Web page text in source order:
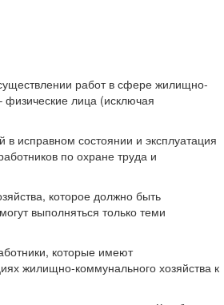
работ в сфере жилищно-
физические лица (исключая
исправном состоянии и эксплуатация
по охране труда и
которое должно быть
выполняться только теми
которые имеют
жилищно-коммунального хозяйства к